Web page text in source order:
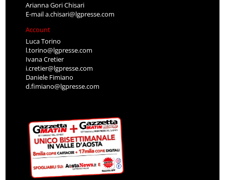
Arianna Gori Chisari
E-maila.chisari@lgpresse.com
Account
Luca Torino
l.torino@lgpresse.com
Ivana Cretier
i.cretier@lgpresse.com
Daniele Fimiano
d.fimiano@lgpresse.com